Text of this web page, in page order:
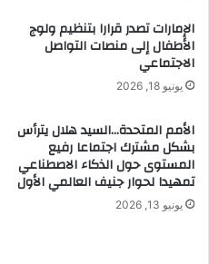
في
غزة
الإمارات تصدر قرارا بتنظيم ولوج
الأطفال إلى منصات التواصل
الاجتماعي
يونيو 18, 2026
الأمم المتحدة…السيد هلال يترأس
بشكل مشترك اجتماعا رفيع
المستوى حول الذكاء الاصطناعي
تمهيدا لحوار جنيف العالمي الأول
يونيو 13, 2026